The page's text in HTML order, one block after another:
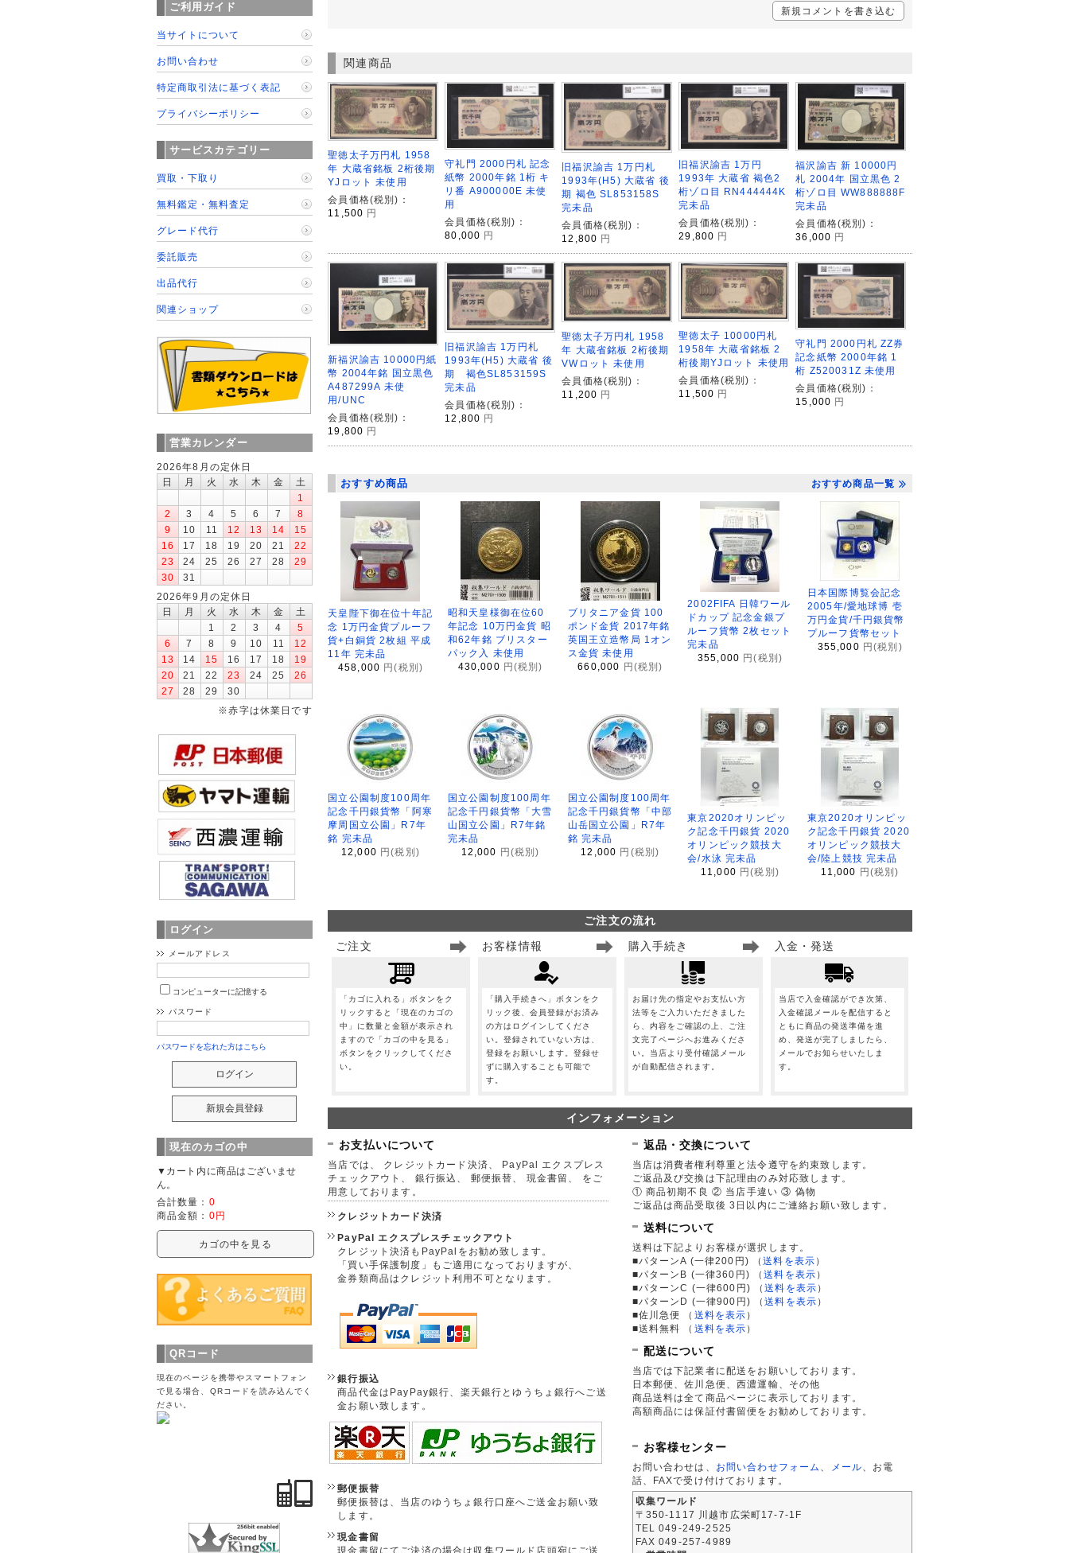
新規コメントを書き込む
関連商品
聖徳太子万円札 1958
年 大蔵省銘板 2桁後期
YJロット 未使用
会員価格(税別)：
11,500 円
守礼門 2000円札 記念
紙幣 2000年銘 1桁 キ
リ番 A900000E 未使
用
会員価格(税別)：
80,000 円
旧福沢諭吉 1万円札
1993年(H5) 大蔵省 後
期 褐色 SL853158S
完未品
会員価格(税別)：
12,800 円
旧福沢諭吉 1万円
1993年 大蔵省 褐色2
桁ゾロ目 RN444444K
完未品
会員価格(税別)：
29,800 円
福沢諭吉 新 10000円
札 2004年 国立黒色 2
桁ゾロ目 WW888888F
完未品
会員価格(税別)：
36,000 円
新福沢諭吉 10000円紙
幣 2004年銘 国立黒色
A487299A 未使
用/UNC
会員価格(税別)：
19,800 円
旧福沢諭吉 1万円札
1993年(H5) 大蔵省 後
期 褐色SL853159S
完未品
会員価格(税別)：
12,800 円
聖徳太子万円札 1958
年 大蔵省銘板 2桁後期
VWロット 未使用
会員価格(税別)：
11,200 円
聖徳太子 10000円札
1958年 大蔵省銘板 2
桁後期YJロット 未使用
会員価格(税別)：
11,500 円
守礼門 2000円札 ZZ券
記念紙幣 2000年銘 1
桁 Z520031Z 未使用
会員価格(税別)：
15,000 円
おすすめ商品 おすすめ商品一覧
天皇陛下御在位十年記
念 1万円金貨プルーフ
貨+白銅貨 2枚組 平成
11年 完未品
458,000 円(税別)
昭和天皇様御在位60
年記念 10万円金貨 昭
和62年銘 ブリスター
パック入 未使用
430,000 円(税別)
ブリタニア金貨 100
ポンド金貨 2017年銘
英国王立造幣局 1オン
ス金貨 未使用
660,000 円(税別)
2002FIFA 日韓ワール
ドカップ 記念金銀プ
ルーフ貨幣 2枚セット
完未品
355,000 円(税別)
日本国際博覧会記念
2005年/愛地球博 壱
万円金貨/千円銀貨幣
プルーフ貨幣セット
355,000 円(税別)
国立公園制度100周年
記念千円銀貨幣「阿寒
摩周国立公園」R7年
銘 完未品
12,000 円(税別)
国立公園制度100周年
記念千円銀貨幣「大雪
山国立公園」R7年銘
完未品
12,000
円(税別)
国立公園制度100周年
記念千円銀貨幣「中部
山岳国立公園」R7年
銘 完未品
12,000 円(税別)
東京2020オリンピッ
ク記念千円銀貨 2020
オリンピック競技大
会/水泳 完未品
11,000 円(税別)
東京2020オリンピッ
ク記念千円銀貨 2020
オリンピック競技大
会/陸上競技 完未品
11,000
円(税別)
ご注文の流れ
ご注文
「カゴに入れる」ボタンをク
リックすると「現在のカゴの
中」に数量と金額が表示され
ますので「カゴの中を見る」
ボタンをクリックしてくださ
い。
お客様情報
「購入手続きへ」ボタンをク
リック後、会員登録がお済み
の方はログインしてくださ
い。登録されていない方は、
登録をお願いします。登録せ
ずに購入することも可能で
す。
購入手続き
お届け先の指定やお支払い方
法等をご入力いただきました
ら、内容をご確認の上、ご注
文完了ページへお進みくださ
い。当店より受付確認メール
が自動配信されます。
入金・発送
当店で入金確認ができ次第、
入金確認メールを配信すると
ともに商品の発送準備を進
め、発送が完了しましたら、
メールでお知らせいたしま
す。
インフォメーション
お支払いについて
当店では、 クレジットカード決済、 PayPal エクスプレス
チェックアウト、 銀行振込、 郵便振替、 現金書留、 をご
用意しております。
クレジットカード決済
PayPal エクスプレスチェックアウト
クレジット決済もPayPalをお勧め致します。
「買い手保護制度」もご適用になっておりますが、
金券類商品はクレジット利用不可となります。
銀行振込
商品代金はPayPay銀行、楽天銀行とゆうちょ銀行へご送
金お願い致します。
郵便振替
郵便振替は、当店のゆうちょ銀行口座へご送金お願い致
します。
現金書留
現金書留にてご決済の場合は収集ワールド店頭宛にご送
返品・交換について
当店は消費者権利尊重と法令遵守を約束致します。
ご返品及び交換は下記理由のみ対応致します。
① 商品初期不良 ② 当店手違い ③ 偽物
ご返品は商品受取後 3日以内にご連絡お願い致します。
送料について
送料は下記よりお客様が選択します。
■パターンA (一律200円)
（送料を表示 ）
■パターンB (一律360円)
（送料を表示 ）
■パターンC (一律600円)
（送料を表示 ）
■パターンD (一律900円)
（送料を表示 ）
■佐川急便
（ 送料を表示 ）
■送料無料
（ 送料を表示 ）
配送について
当店では下記業者に配送をお願いしております。
日本郵便、佐川急便、西濃運輸、その他
商品送料は全て商品ページに表示しております。
高額商品には保証付書留便をお勧めしております。
お客様センター
お問い合わせは、 お問い合わせフォーム メール 、お電
話、FAXで受け付けております。
収集ワールド
〒350-1117 川越市広栄町17-7-1F
TEL 049-249-2525
FAX 049-257-4989
ご利用ガイド
当サイトについて
お問い合わせ
特定商取引法に基づく表記
プライバシーポリシー
サービスカテゴリー
買取・下取り
無料鑑定・無料査定
グレード代行
委託販売
出品代行
関連ショップ
営業カレンダー
2026年8月の定休日
日
月 火 水 木 金
土
1
2
3 4 5 6 7
8
9
10 11 12 13 14
15
16
17 18 19 20 21
22
23
24 25 26 27 28
29
30
31
2026年9月の定休日
日
月 火 水 木 金
土
1
2 3 4
5
6
7 8 9 10 11
12
13
14 15 16 17 18
19
20
21 22 23 24 25
26
27
28 29
30
※赤字は休業日です
ログイン
メールアドレス
コンピューターに記憶する
パスワード
パスワードを忘れた方はこちら
現在のカゴの中
▼カート内に商品はございませ
ん。
合計数量： 0
商品金額： 0円
カゴの中を見る
QRコード
現在のページを携帯やスマートフォン
で見る場合、QRコードを読み込んでく
ださい。